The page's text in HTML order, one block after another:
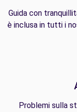
Guida con
è inclusa in tutti i
Problemi sulla